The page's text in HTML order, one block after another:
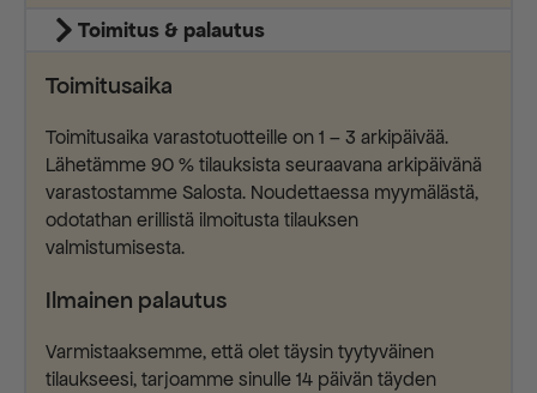
Toimitus & palautus
Toimitusaika
Toimitusaika varastotuotteille on 1 – 3 arkipäivää.
Lähetämme 90 % tilauksista seuraavana arkipäivänä
varastostamme Salosta. Noudettaessa myymälästä,
odotathan erillistä ilmoitusta tilauksen
valmistumisesta.
Ilmainen palautus
Varmistaaksemme, että olet täysin tyytyväinen
tilaukseesi, tarjoamme sinulle 14 päivän täyden